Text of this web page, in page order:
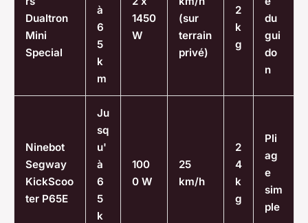
Dualtron
Mini
Special
à
6
5
k
m
1450
W
(sur
terrain
privé)
2
k
g
du
gui
do
n
Ninebot
Segway
KickScoo
ter P65E
Ju
sq
u'
à
6
5
k
100
0 W
25
km/h
2
4
k
g
Pli
ag
e
sim
ple